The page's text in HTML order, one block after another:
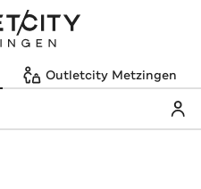
Outletcity Metzingen